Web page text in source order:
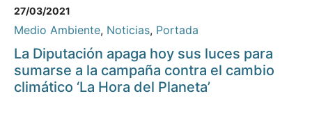
27/03/2021
Medio Ambiente, Noticias, Portada
La Diputación apaga hoy sus luces para
sumarse a la campaña contra el cambio
climático ‘La Hora del Planeta’